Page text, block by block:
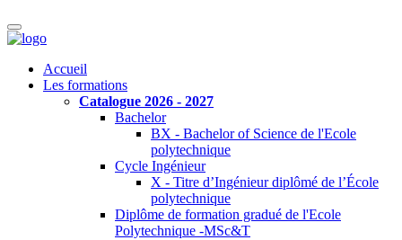
Accueil
Les formations
Catalogue 2026 - 2027
Bachelor
BX - Bachelor of Science de l'Ecole
polytechnique
Cycle Ingénieur
X - Titre d’Ingénieur diplômé de l’École
polytechnique
Diplôme de formation gradué de l'Ecole
Polytechnique -MSc&T